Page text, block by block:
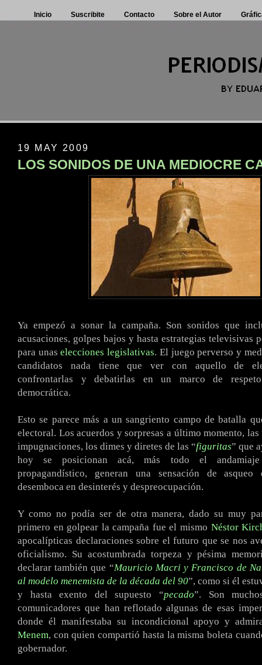
Inicio Suscribite Contacto Sobre el Autor
19 MAY 2009
LOS SONIDOS DE UNA MEDIOCRE
Ya empezó a sonar la campaña. Son sonidos que
acusaciones, golpes bajos y hasta estrategias televisivas
para unaselecciones legislativas. El juego perverso y
candidatos nada tiene que ver con aquello de
confrontarlas y debatirlas en un marco de
democrática.
Esto se parece más a un sangriento campo de batalla
electoral. Los acuerdos y sorpresas a último momento,
impugnaciones, los dimes y diretes de las “figuritas” que
hoy se posicionan acá, más todo el
propagandístico, generan una sensación de
desemboca en desinterés y despreocupación.
Y como no podía ser de otra manera, dado su muy
primero en golpear la campaña fue el mismo Néstor
apocalípticas declaraciones sobre el futuro que se nos
oficialismo. Su acostumbrada torpeza y pésima
declarar también que “Mauricio Macri y Francisco de
al modelo menemista de la década del 90”, como si él
y hasta exento del supuesto “pecado”. Son
comunicadores que han reflotado algunas de esas
donde él manifestaba su incondicional apoyo y
Menem, con quien compartió hasta la misma boleta
gobernador.